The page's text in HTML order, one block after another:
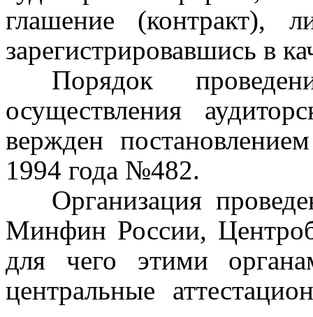
глашение (контракт),
зарегистрировавшись в
Порядок
осуществления
вержден
1994 года №482.
Организация
Минфин России,
для чего этими
центральные